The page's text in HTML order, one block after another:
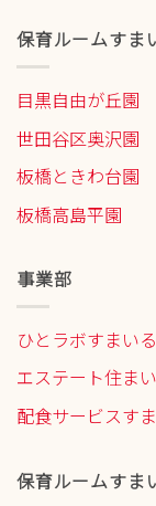
保育ルームすま
目黒自由が丘園
世田谷区奥沢園
板橋ときわ台園
板橋高島平園
事業部
ひとラボすまい
エステート住ま
配食サービスす
保育ルームすま